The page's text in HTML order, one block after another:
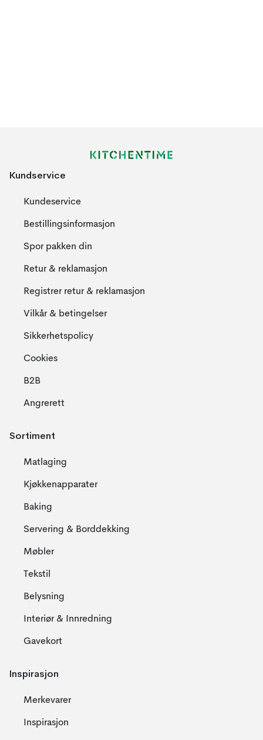
Kundservice
Kundeservice
Bestillingsinformasjon
Spor pakken din
Retur & reklamasjon
Registrer retur & reklamasjon
Vilkår & betingelser
Sikkerhetspolicy
Cookies
B2B
Angrerett
Sortiment
Matlaging
Kjøkkenapparater
Baking
Servering & Borddekking
Møbler
Tekstil
Belysning
Interiør & Innredning
Gavekort
Inspirasjon
Merkevarer
Inspirasjon